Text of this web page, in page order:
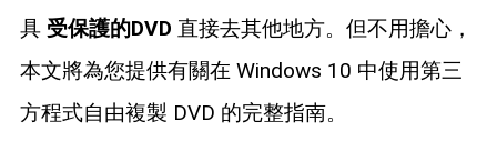
具 受保護的DVD 直接去其他地方。但不用擔心，
本文將為您提供有關在 Windows 10 中使用第三
方程式自由複製 DVD 的完整指南。